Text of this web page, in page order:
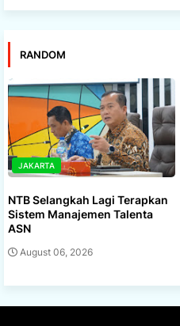
RANDOM
JAKARTA
NTB Selangkah Lagi Terapkan
Sistem Manajemen Talenta
ASN
August 06, 2026